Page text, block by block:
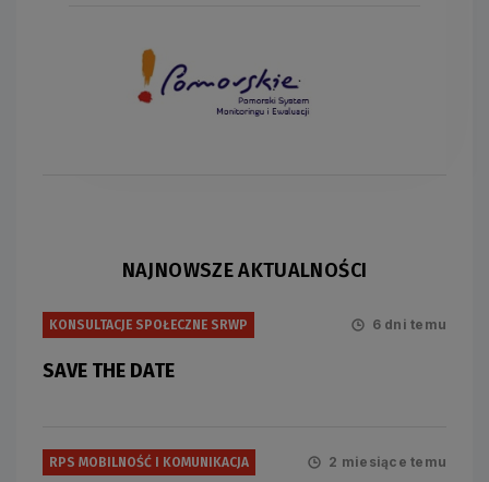
NAJNOWSZE AKTUALNOŚCI
KONSULTACJE SPOŁECZNE SRWP 6 dni temu
SAVE THE DATE
RPS MOBILNOŚĆ I KOMUNIKACJA 2 miesiące temu